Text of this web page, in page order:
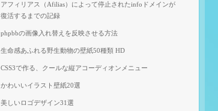
アフィリアス（Afilias）によって停止されたinfoドメインが
復活するまでの記録
phpbbの画像入れ替えを反映させる方法
生命感あふれる野生動物の壁紙50種類 HD
CSS3で作る、クールな縦アコーディオンメニュー
かわいいイラスト壁紙20選
美しいロゴデザイン31選